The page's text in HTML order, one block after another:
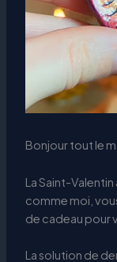
Bonjour tout le
La Saint-
comme moi,
de cadeau pour
La solution de